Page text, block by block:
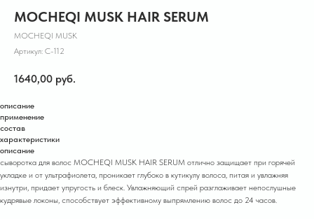
MOCHEQI MUSK HAIR SERUM
MOCHEQI MUSK
Артикул: С-112
1640,00 руб.
описание
применение
состав
характеристики
описание
сыворотка для волос MOCHEQI MUSK HAIR SERUM отлично защищает при горячей
укладке и от ультрафиолета, проникает глубоко в кутикулу волоса, питая и увлажняя
изнутри, придает упругость и блеск. Увлажняющий спрей разглаживает непослушные
кудрявые локоны, способствует эффективному выпрямлению волос до 24 часов.